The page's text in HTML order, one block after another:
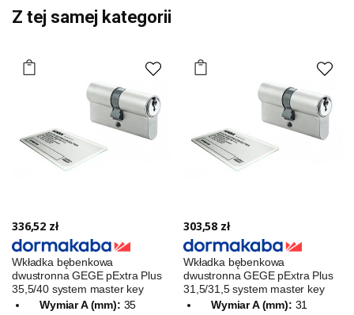
Z tej samej kategorii
336,52 zł
Wkładka bębenkowa
dwustronna GEGE pExtra Plus
35,5/40 system master key
Wymiar A (mm): 35
303,58 zł
Wkładka bębenkowa
dwustronna GEGE pExtra Plus
31,5/31,5 system master key
Wymiar A (mm): 31